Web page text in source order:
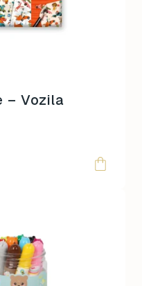
– Vozila